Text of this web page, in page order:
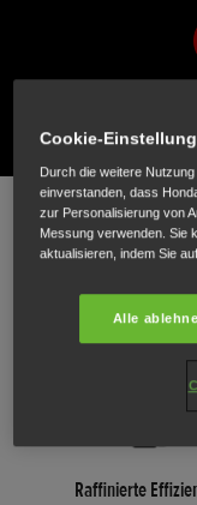
Der
Erleben Sie
Raffinierte
Cookie-
Durch die weitere
einverstanden, dass
zur Personalisierung von
Messung verwenden. Sie
aktualisieren, indem Sie
Alle